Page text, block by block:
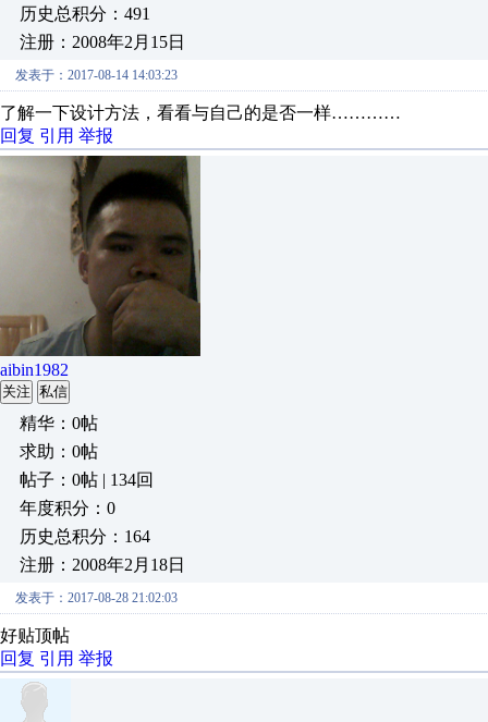
历史总积分：491
注册：2008年2月15日
发表于：2017-08-14 14:03:23
了解一下设计方法，看看与自己的是否一样…………
回复 引用 举报
aibin1982
关注 私信
精华：0帖
求助：0帖
帖子：0帖 | 134回
年度积分：0
历史总积分：164
注册：2008年2月18日
发表于：2017-08-28 21:02:03
好贴顶帖
回复 引用 举报